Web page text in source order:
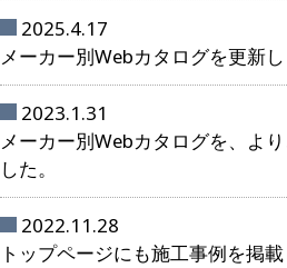
2025.4.17
メーカー別Webカタログを更新し
2023.1.31
メーカー別Webカタログを、よ
した。
2022.11.28
トップページにも施工事例を掲載